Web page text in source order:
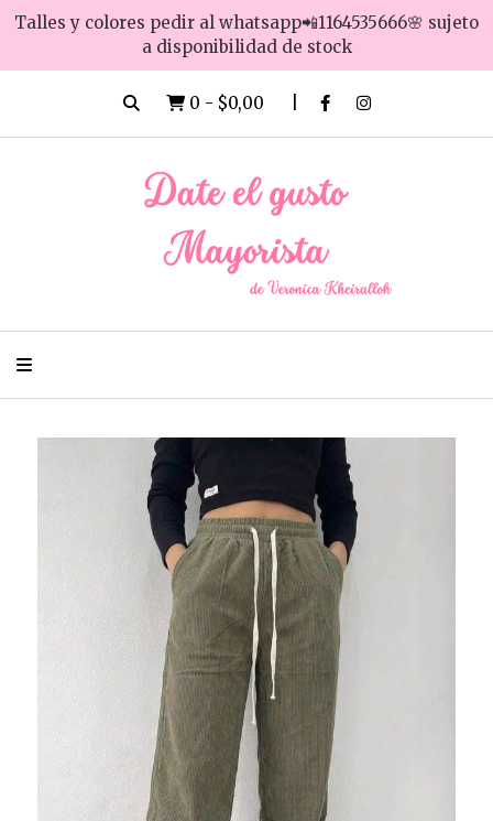
Talles y colores pedir al whatsapp📲1164535666🌸 sujeto
a disponibilidad de stock
0 - $0,00